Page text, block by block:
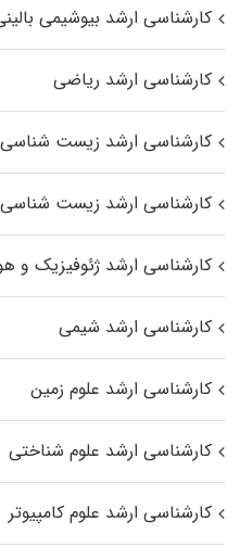
کارشناسی ارشد بیوشیمی
کارشناسی ارشد ریاضی
کارشناسی ارشد زیست‌
کارشناسی ارشد زیست‌ شناسی
کارشناسی ارشد ژئوفیزیک و
کارشناسی ارشد شیمی
کارشناسی ارشد علوم زمین
کارشناسی ارشد علوم شناختی
کارشناسی ارشد علوم کامپیوتر